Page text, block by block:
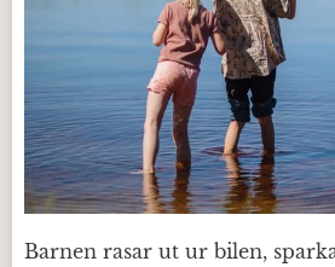
Barnen rasar ut ur bilen,